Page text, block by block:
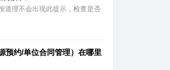
道理不会出现此提示，检查是否
预约/单位合同管理）在哪里